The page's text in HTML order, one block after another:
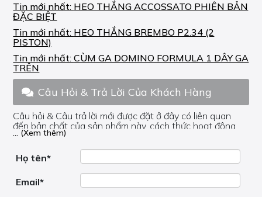
Tin mới nhất: HEO THẮNG ACCOSSATO PHIÊN BẢN
ĐẶC BIỆT
Tin mới nhất: HEO THẮNG BREMBO P2.34 (2
PISTON)
Tin mới nhất:CÙM GA DOMINO FORMULA 1 DÂY GA
TRÊN
Câu Hỏi & Trả Lời Của Khách Hàng
Câu hỏi & Câu trả lời mới được đặt ở đây có liên quan
đến bản chất của sản phẩm này, cách thức hoạt động,
nơi hoạt động, liệu nó có hữu ích không, v.v.
câu hỏi của bạn ở đây mà bên trong trang đó.
... (Xem thêm)
Họ tên*
Email*